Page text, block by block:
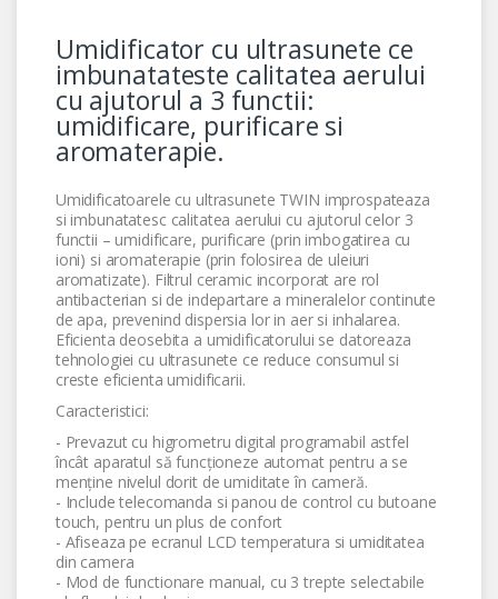
Umidificator cu ultrasunete ce
imbunatateste calitatea aerului
cu ajutorul a 3 functii:
umidificare, purificare si
aromaterapie.
Umidificatoarele cu ultrasunete TWIN improspateaza
si imbunatatesc calitatea aerului cu ajutorul celor 3
functii – umidificare, purificare (prin imbogatirea cu
ioni) si aromaterapie (prin folosirea de uleiuri
aromatizate). Filtrul ceramic incorporat are rol
antibacterian si de indepartare a mineralelor continute
de apa, prevenind dispersia lor in aer si inhalarea.
Eficienta deosebita a umidificatorului se datoreaza
tehnologiei cu ultrasunete ce reduce consumul si
creste eficienta umidificarii.
Caracteristici:
- Prevazut cu higrometru digital programabil astfel
încât aparatul să funcționeze automat pentru a se
menține nivelul dorit de umiditate în cameră.
- Include telecomanda si panou de control cu butoane
touch, pentru un plus de confort
- Afiseaza pe ecranul LCD temperatura si umiditatea
din camera
- Mod de functionare manual, cu 3 trepte selectabile